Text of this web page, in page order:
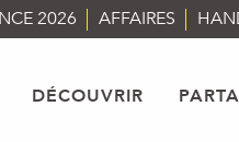
2026 AFFAIRES
DÉCOUVRIR